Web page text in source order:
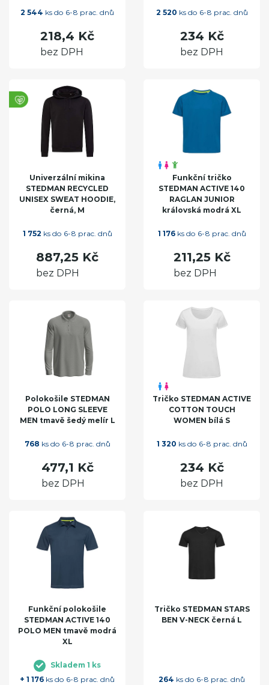
2 544 ks do 6-8 prac. dnů
218,4 Kč
bez DPH
2 520 ks do 6-8 prac. dnů
234 Kč
bez DPH
Univerzální mikina
STEDMAN RECYCLED
UNISEX SWEAT HOODIE,
černá, M
1 752 ks do 6-8 prac. dnů
887,25 Kč
bez DPH
Funkční tričko
STEDMAN ACTIVE 140
RAGLAN JUNIOR
královská modrá XL
1 176ks do 6-8 prac. dnů
211,25 Kč
bez DPH
Polokošile STEDMAN
POLO LONG SLEEVE
MEN tmavě šedý melír L
768 ks do 6-8 prac. dnů
477,1 Kč
bez DPH
Tričko STEDMAN ACTIVE
COTTON TOUCH
WOMEN bílá S
1 320 ks do 6-8 prac. dnů
234 Kč
bez DPH
Funkční polokošile
STEDMAN ACTIVE 140
POLO MEN tmavě modrá
XL
Skladem 1 ks
+ 1 176 ks do 6-8 prac. dnů
Tričko STEDMAN STARS
BEN V-NECK černá L
264 ks do 6-8 prac. dnů